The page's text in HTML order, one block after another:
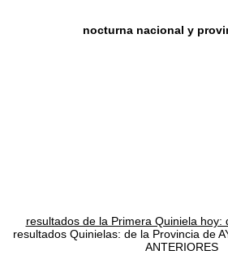
nocturna nacional y
resultados de la Primera Quiniela hoy:
resultados Quinielas: de la Provincia de
ANTERIORES